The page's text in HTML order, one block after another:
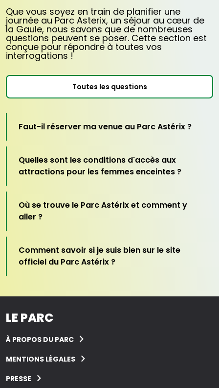
avec d’autres promotions, non remboursable
et non échangeable.
L'entrée est gratuite pour les enfants de
moins de 3 ans.
Pour des raisons de sécurité, l'accès à
certaines attractions fait l'objet de
maximale.
Prix du parking : 20€, à régler sur place.
Que vous soyez en train de planifier une
journée au Parc Asterix, un séjour au cœur de
la Gaule, nous savons que de nombreuses
questions peuvent se poser. Cette section est
conçue pour répondre à toutes vos
interrogations !
Toutes les questions
Faut-il réserver ma venue au Parc Astérix ?
Quelles sont les conditions d'accès aux
attractions pour les femmes enceintes ?
Où se trouve le Parc Astérix et comment y
aller ?
Comment savoir si je suis bien sur le site
officiel du Parc Astérix ?
LE PARC
À PROPOS DU PARC
MENTIONS LÉGALES
PRESSE